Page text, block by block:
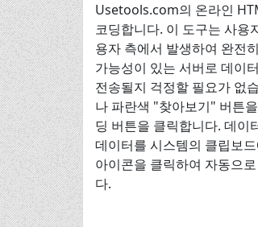
Usetools.com의 온라인
코딩합니다. 이 도구는 사용
용자 측에서 발생하여 완전
가능성이 있는 서버로 데이
전송될지 걱정할 필요가 없
나 파란색 "찾아보기" 버튼
딩 버튼을 클릭합니다. 데이
데이터를 시스템의 클립보
아이콘을 클릭하여 자동으
다.